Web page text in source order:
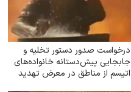
درخواست صدور دستور تخلیه و
جابجایی پیش‌دستانه خانواده‌های
اتیسم از مناطق در معرض تهدید